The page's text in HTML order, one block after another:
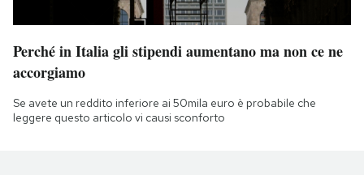
Perché in Italia gli stipendi aumentano ma non ce ne
accorgiamo
Se avete un reddito inferiore ai 50mila euro è probabile che
leggere questo articolo vi causi sconforto